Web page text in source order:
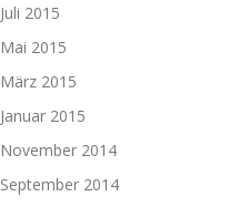
Juli 2015
Mai 2015
März 2015
Januar 2015
November 2014
September 2014